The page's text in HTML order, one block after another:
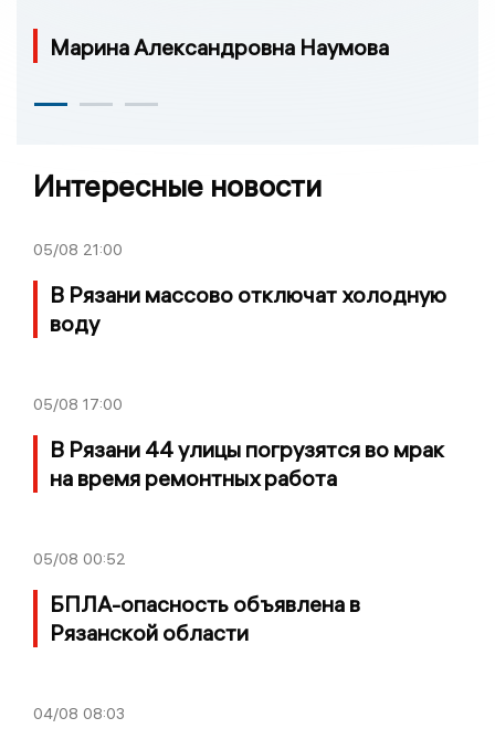
Марина Александровна Наумова
Интересные новости
05/08 21:00
В Рязани массово отключат холодную
воду
05/08 17:00
В Рязани 44 улицы погрузятся во мрак
на время ремонтных работа
05/08 00:52
БПЛА-опасность объявлена в
Рязанской области
04/08 08:03